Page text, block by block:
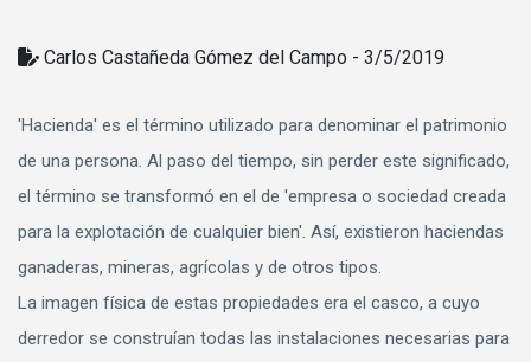
Carlos Castañeda Gómez del Campo - 3/5/2019
'Hacienda' es el término utilizado para denominar el patrimonio
de una persona. Al paso del tiempo, sin perder este significado,
el término se transformó en el de 'empresa o sociedad creada
para la explotación de cualquier bien'. Así, existieron haciendas
ganaderas, mineras, agrícolas y de otros tipos.
La imagen física de estas propiedades era el casco, a cuyo
derredor se construían todas las instalaciones necesarias para